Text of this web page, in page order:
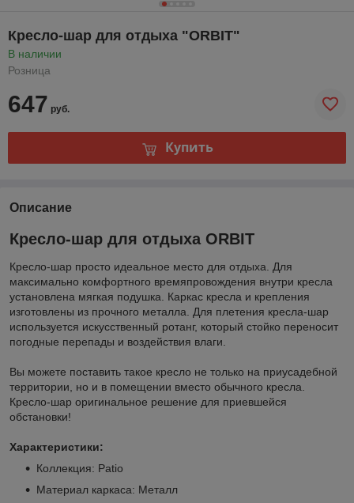
Кресло-шар для отдыха "ORBIT"
В наличии
Розница
647 руб.
Купить
Описание
Кресло-шар для отдыха ORBIT
Кресло-шар просто идеальное место для отдыха. Для
максимально комфортного времяпровождения внутри кресла
установлена мягкая подушка. Каркас кресла и крепления
изготовлены из прочного металла. Для плетения кресла-шар
используется искусственный ротанг, который стойко переносит
погодные перепады и воздействия влаги.
Вы можете поставить такое кресло не только на приусадебной
территории, но и в помещении вместо обычного кресла.
Кресло-шар оригинальное решение для приевшейся
обстановки!
Характеристики:
Коллекция: Patio
Материал каркаса: Металл